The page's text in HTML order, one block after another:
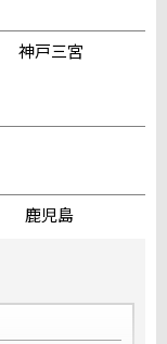
神戸三宮
鹿児島